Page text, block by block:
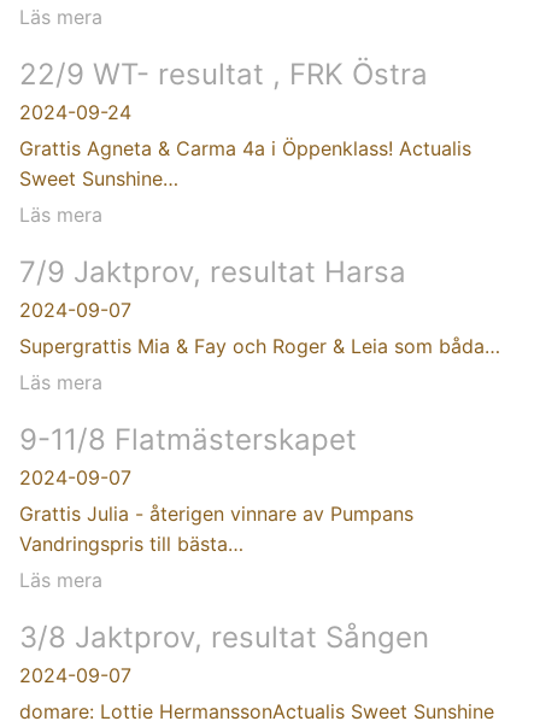
Läs mera
22/9 WT- resultat , FRK Östra
2024-09-24
Grattis Agneta & Carma 4a i Öppenklass! Actualis
Sweet Sunshine…
Läs mera
7/9 Jaktprov, resultat Harsa
2024-09-07
Supergrattis Mia & Fay och Roger & Leia som båda…
Läs mera
9-11/8 Flatmästerskapet
2024-09-07
Grattis Julia - återigen vinnare av Pumpans
Vandringspris till bästa…
Läs mera
3/8 Jaktprov, resultat Sången
2024-09-07
domare: Lottie HermanssonActualis Sweet Sunshine